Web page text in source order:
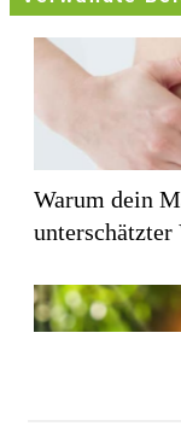
Warum dein
unterschätzter